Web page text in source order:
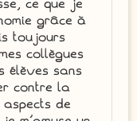
grâce à
toujours
collègues
élèves sans
contre la
de